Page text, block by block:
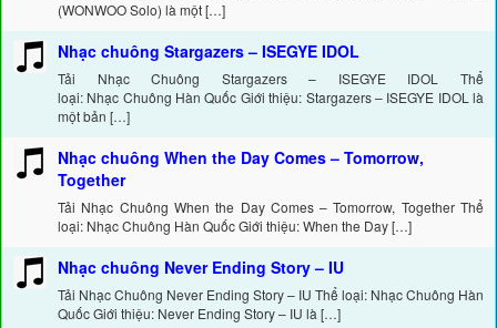
(WONWOO Solo) là một […]
Nhạc chuông Stargazers – ISEGYE IDOL
Tải Nhạc Chuông Stargazers – ISEGYE IDOL Thể
loại: Nhạc Chuông Hàn Quốc Giới thiệu: Stargazers – ISEGYE IDOL là
một bản […]
Nhạc chuông When the Day Comes – Tomorrow,
Together
Tải Nhạc Chuông When the Day Comes – Tomorrow, Together Thể
loại: Nhạc Chuông Hàn Quốc Giới thiệu: When the Day […]
Nhạc chuông Never Ending Story – IU
Tải Nhạc Chuông Never Ending Story – IU Thể loại: Nhạc Chuông Hàn
Quốc Giới thiệu: Never Ending Story – IU là […]